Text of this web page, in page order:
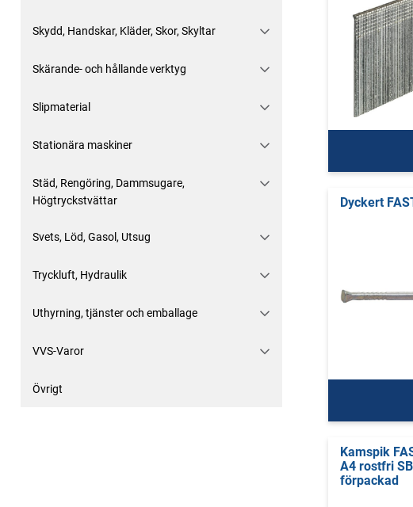
Skydd, Handskar, Kläder, Skor, Skyltar
Skärande- och hållande verktyg
Slipmaterial
Stationära maskiner
Städ, Rengöring, Dammsugare,
Högtryckstvättar
Svets, Löd, Gasol, Utsug
Tryckluft, Hydraulik
Uthyrning, tjänster och emballage
VVS-Varor
Övrigt
Dyckert
Kamspik
A4 rostfri
förpackad